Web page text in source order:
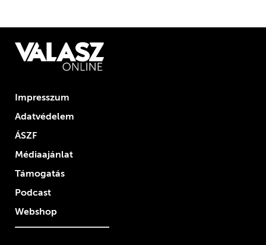
Impresszum
Adatvédelem
ÁSZF
Médiaajánlat
Támogatás
Podcast
Webshop